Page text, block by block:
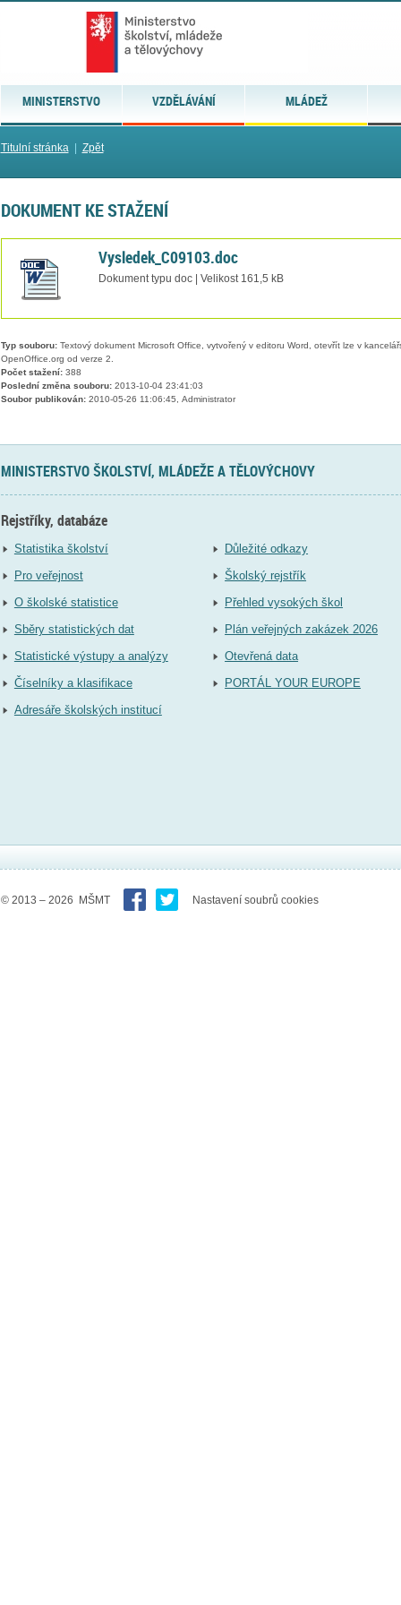
MINISTERSTVO VZDĚLÁVÁNÍ MLÁDEŽ
Titulní stránka| Zpět
DOKUMENT KE STAŽENÍ
Vysledek_C09103.doc
Dokument typu doc | Velikost 161,5 kB
Typ souboru:Textový dokument Microsoft Office, vytvořený v editoru Word, otevřít lze v
OpenOffice.org od verze 2.
Počet stažení:388
Poslední změna souboru:2013-10-04 23:41:03
Soubor publikován:2010-05-26 11:06:45, Administrator
MINISTERSTVO ŠKOLSTVÍ, MLÁDEŽE A TĚLOVÝCHOVY
Rejstříky, databáze
Statistika školství
Pro veřejnost
O školské statistice
Sběry statistických dat
Statistické výstupy a analýzy
Číselníky a klasifikace
Adresáře školských institucí
Důležité odkazy
Školský rejstřík
Přehled vysokých škol
Plán veřejných zakázek 2026
Otevřená data
PORTÁL YOUR EUROPE
© 2013 – 2026 MŠMT Nastavení soubrů cookies